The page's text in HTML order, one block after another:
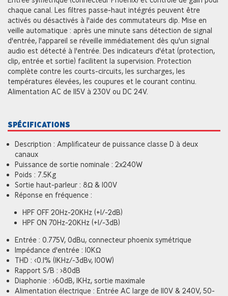
chaque canal. Les filtres passe-haut intégrés peuvent être
activés ou désactivés à l'aide des commutateurs dip. Mise en
veille automatique : après une minute sans détection de signal
d'entrée, l'appareil se réveille immédiatement dès qu'un signal
audio est détecté à l'entrée. Des indicateurs d'état (protection,
clip, entrée et sortie) facilitent la supervision. Protection
complète contre les courts-circuits, les surcharges, les
températures élevées, les coupures et le courant continu.
Alimentation AC de 115V à 230V ou DC 24V.
SPÉCIFICATIONS
Description : Amplificateur de puissance classe D à deux
canaux
Puissance de sortie nominale : 2x240W
Poids : 7.5Kg
Sortie haut-parleur : 8Ω & 100V
Réponse en fréquence :
HPF OFF 20Hz-20KHz (+1/-2dB)
HPF ON 70Hz-20KHz (+1/-3dB)
Entrée : 0.775V, 0dBu, connecteur phoenix symétrique
Impédance d'entrée : 10KΩ
THD : <0.1% (1KHz/-3dBv, 100W)
Rapport S/B : >80dB
Diaphonie : >60dB, 1KHz, sortie maximale
Alimentation électrique : Entrée AC large de 110V & 240V, 50-